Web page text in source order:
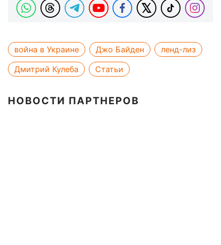
война в Украине Джо Байден
ленд-лиз
Дмитрий Кулеба
Статьи
НОВОСТИ ПАРТНЕРОВ